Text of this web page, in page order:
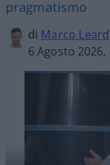
pragmatismo
di Marco
6 Agosto 2026,